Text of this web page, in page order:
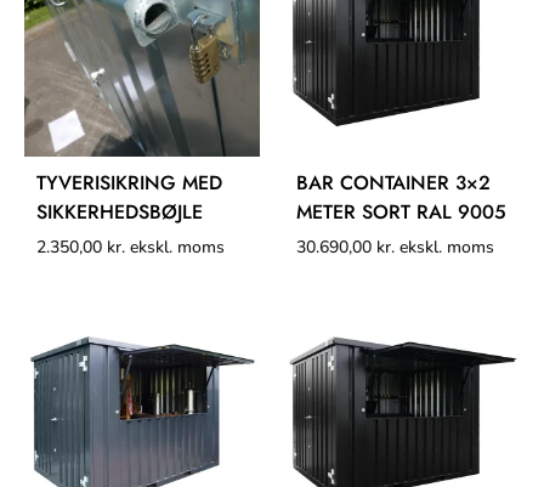
TYVERISIKRING MED
SIKKERHEDSBØJLE
2.350,00 kr. ekskl. moms
BAR CONTAINER 3×2
METER SORT RAL 9005
30.690,00 kr. ekskl. moms